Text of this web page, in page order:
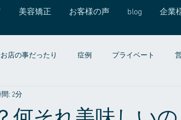
美容矯正 お客様の声 blog 企業
店の事だったり 症例 プライベート
ト
: 2分